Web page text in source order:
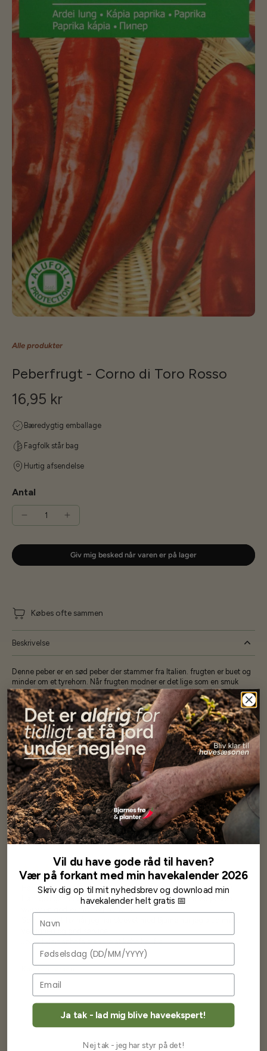
Alle produkter
Peberfrugt - Corno di Toro Rosso
16,95 kr
Bæredygtig emballage
Fagfolk står bag
Hurtig afsendelse
Antal
Giv mig besked når varen er på lager
Købes ofte sammen
Beskrivelse
Denne peber er en sød peber der stammer fra Italien. frugten er buet og
minder om et tyrehorn. Når frugten modner er det lige som en smuk
solopgang i gule, orange og røde farver. Kødet er mellemtykt, saftigt og
lækkert.
Specifikationer
Se mere af Alle produkter
Vores kundersiger...
Har altid kun mødt god vejledning og hjælp fra Barney (Bjarne)
Har lige i går modtaget de fineste asparges kroner med posten
Som skrevet før når jeg har skrevet med Bjarne har jeg altid mødt
Jeg vil klart anbefale andre at købe her fra
Karsten Larsen
Vil du have gode råd til haven?
Vær på forkant med min havekalender 2026
Skriv dig op til mit nyhedsbrev og download min
havekalender helt gratis 📅
Navn
Fødselsdag
Ja tak - lad mig blive haveekspert!
Nej tak - jeg har styr på det!